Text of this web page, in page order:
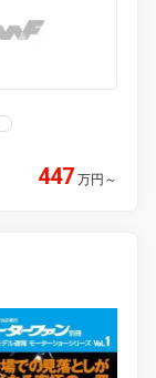
447 万円 ～